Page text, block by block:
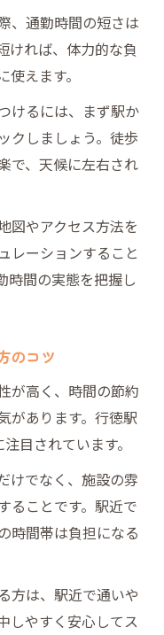
、通勤時間の短さは
ければ、体力的な負
えます。
けるには、まず駅か
クしましょう。徒歩
で、天候に左右され
図やアクセス方法を
レーションすること
時間の実態を把握し
のコツ
が高く、時間の節約
があります。行徳駅
目されています。
けでなく、施設の雰
ることです。駅近で
時間帯は負担になる
方は、駅近で通いや
しやすく安心してス